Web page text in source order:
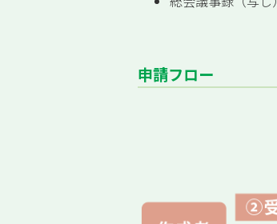
申請フロー